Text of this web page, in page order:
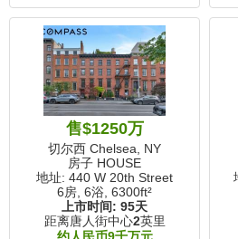
售$1250万
切尔西 Chelsea, NY
房子 HOUSE
地址: 440 W 20th Street
6房, 6浴, 6300ft²
上市时间: 95天
距离唐人街中心2英里
约人民币9千万元